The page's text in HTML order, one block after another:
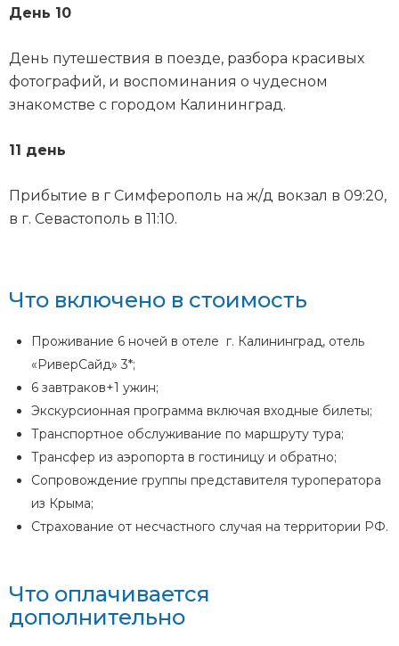
День 10
День путешествия в поезде, разбора красивых
фотографий, и воспоминания о чудесном
знакомстве с городом Калининград.
11 день
Прибытие в г Симферополь на ж/д вокзал в 09:20,
в г. Севастополь в 11:10.
Что включено в стоимость
Проживание 6 ночей в отеле г. Калининград, отель
«РиверСайд» 3*;
6 завтраков+1 ужин;
Экскурсионная программа включая входные билеты;
Транспортное обслуживание по маршруту тура;
Трансфер из аэропорта в гостиницу и обратно;
Сопровождение группы представителя туроператора
из Крыма;
Страхование от несчастного случая на территории РФ.
Что оплачивается
дополнительно